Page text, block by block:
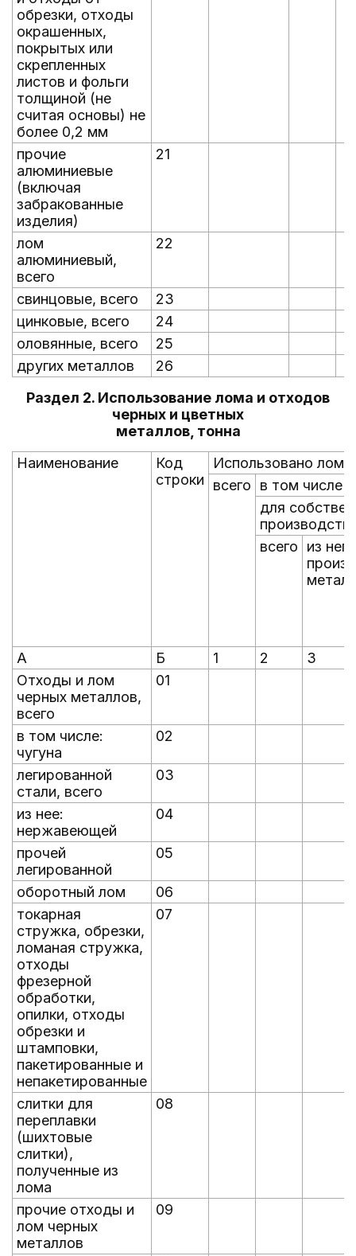
обрезки, отходы
окрашенных,
покрытых или
скрепленных
листов и фольги
толщиной (не
считая основы) не
более 0,2 мм
прочие
алюминиевые
(включая
забракованные
изделия)
21
лом
алюминиевый,
всего
22
свинцовые, всего
23
цинковые, всего
24
оловянные, всего
25
других металлов
26
Раздел 2. Использование лома и отходов
черных и цветных
металлов, тонна
Наименование
Код
строки
Использовано
всего
в том числе
для
всего
из
А Б 1 2
3
Отходы и лом
черных металлов,
всего
01
в том числе:
чугуна
02
легированной
стали, всего
03
из нее:
нержавеющей
04
прочей
легированной
05
оборотный лом
06
токарная
стружка, обрезки,
ломаная стружка,
отходы
фрезерной
обработки,
опилки, отходы
обрезки и
штамповки,
пакетированные и
непакетированные
07
слитки для
переплавки
(шихтовые
слитки),
полученные из
лома
08
прочие отходы и
лом черных
металлов
09